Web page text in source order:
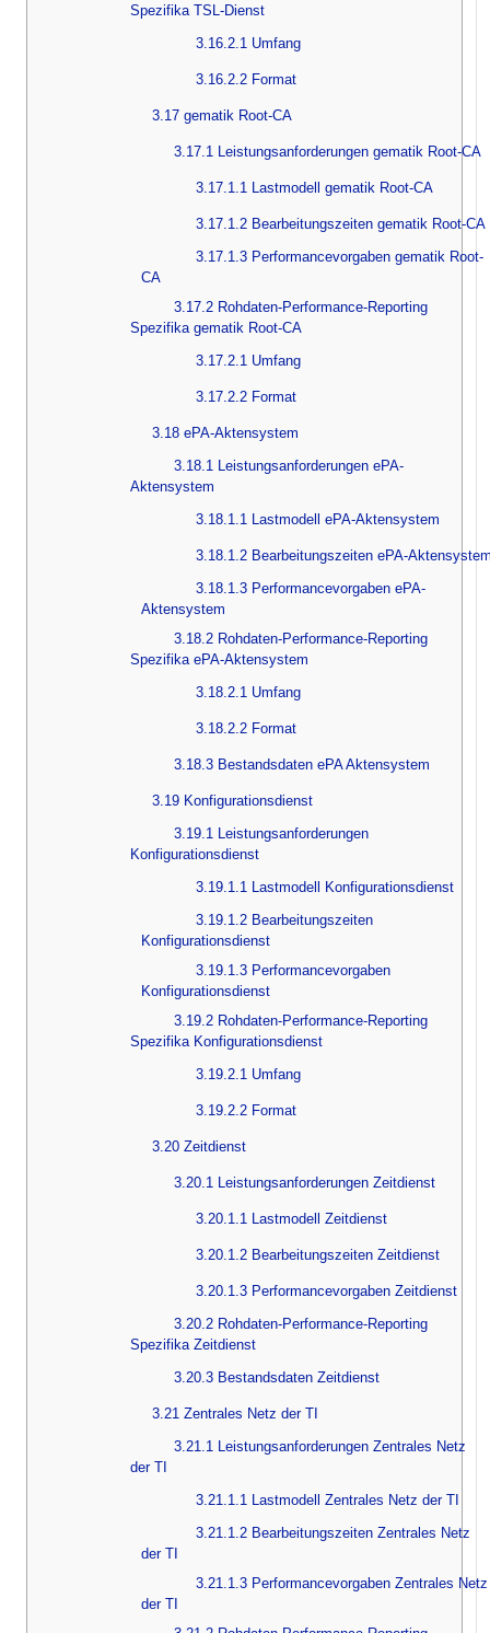
Spezifika TSL-Dienst
3.16.2.1 Umfang
3.16.2.2 Format
3.17 gematik Root-CA
3.17.1 Leistungsanforderungen gematik Root-CA
3.17.1.1 Lastmodell gematik Root-CA
3.17.1.2 Bearbeitungszeiten gematik Root-CA
3.17.1.3 Performancevorgaben gematik Root-
CA
3.17.2 Rohdaten-Performance-Reporting
Spezifika gematik Root-CA
3.17.2.1 Umfang
3.17.2.2 Format
3.18 ePA-Aktensystem
3.18.1 Leistungsanforderungen ePA-
Aktensystem
3.18.1.1 Lastmodell ePA-Aktensystem
3.18.1.2 Bearbeitungszeiten ePA-
3.18.1.3 Performancevorgaben ePA-
Aktensystem
3.18.2 Rohdaten-Performance-Reporting
Spezifika ePA-Aktensystem
3.18.2.1 Umfang
3.18.2.2 Format
3.18.3 Bestandsdaten ePA Aktensystem
3.19 Konfigurationsdienst
3.19.1 Leistungsanforderungen
Konfigurationsdienst
3.19.1.1 Lastmodell Konfigurationsdienst
3.19.1.2 Bearbeitungszeiten
Konfigurationsdienst
3.19.1.3 Performancevorgaben
Konfigurationsdienst
3.19.2 Rohdaten-Performance-Reporting
Spezifika Konfigurationsdienst
3.19.2.1 Umfang
3.19.2.2 Format
3.20 Zeitdienst
3.20.1 Leistungsanforderungen Zeitdienst
3.20.1.1 Lastmodell Zeitdienst
3.20.1.2 Bearbeitungszeiten Zeitdienst
3.20.1.3 Performancevorgaben Zeitdienst
3.20.2 Rohdaten-Performance-Reporting
Spezifika Zeitdienst
3.20.3 Bestandsdaten Zeitdienst
3.21 Zentrales Netz der TI
3.21.1 Leistungsanforderungen Zentrales Netz
der TI
3.21.1.1 Lastmodell Zentrales Netz der TI
3.21.1.2 Bearbeitungszeiten Zentrales Netz
der TI
3.21.1.3 Performancevorgaben Zentrales Netz
der TI